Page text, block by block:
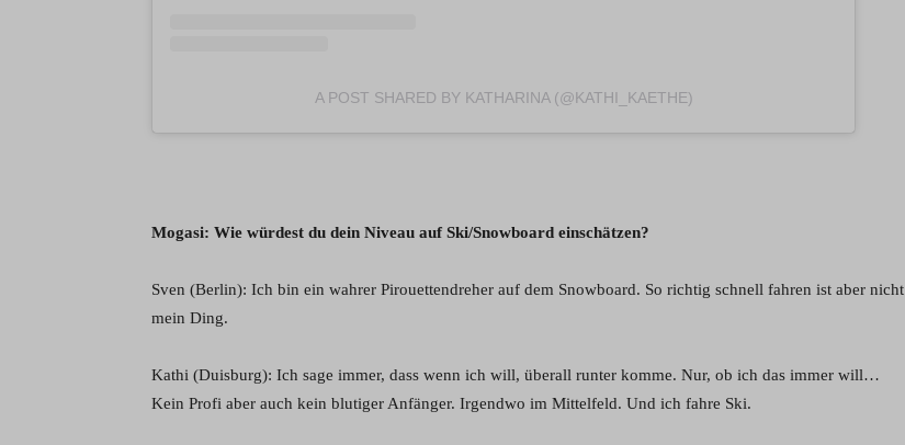
A POST SHARED BY KATHARINA (@KATHI_KAETHE)
Mogasi: Wie würdest du dein Niveau auf Ski/Snowboard einschätzen?
Sven (Berlin): Ich bin ein wahrer Pirouettendreher auf dem Snowboard. So richtig schnell fahren ist aber nicht
mein Ding.
Kathi (Duisburg): Ich sage immer, dass wenn ich will, überall runter komme. Nur, ob ich das immer will…
Kein Profi aber auch kein blutiger Anfänger. Irgendwo im Mittelfeld. Und ich fahre Ski.